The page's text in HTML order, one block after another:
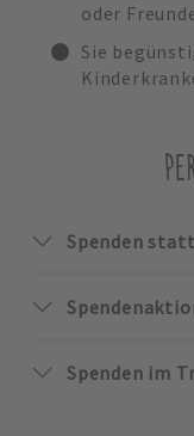
oder
Sie
Spenden
Spenden im